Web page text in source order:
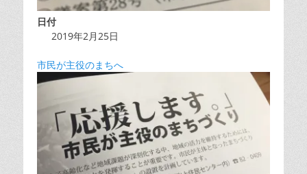
日付
2019年2月25日
市民が主役のまちへ